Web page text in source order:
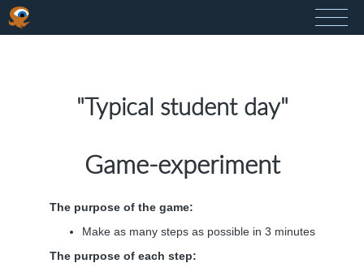
"Typical student day"
Game-experiment
The purpose of the game:
Make as many steps as possible in 3 minutes
The purpose of each step: